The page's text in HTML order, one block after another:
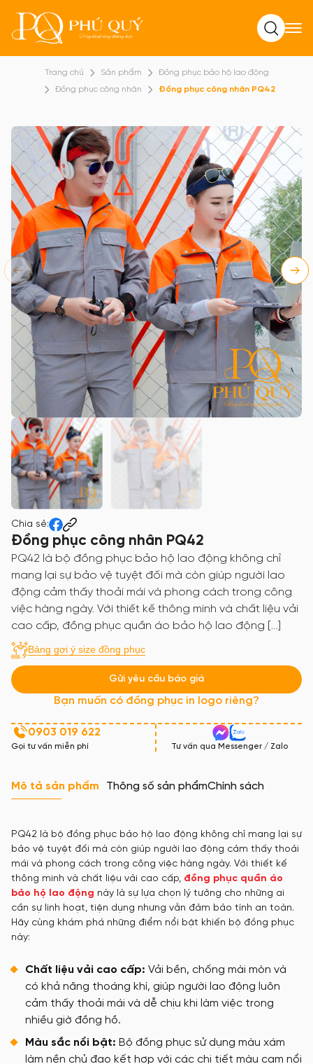
Tìm kiếm
Trang chủ Sản phẩm
Đồng phục bảo hộ lao động
Đồng phục công nhân
Đồng phục công nhân PQ42
Chia sẻ:
Đồng phục công nhân PQ42
PQ42 là bộ đồng phục bảo hộ lao động không chỉ
mang lại sự bảo vệ tuyệt đối mà còn giúp người lao
động cảm thấy thoải mái và phong cách trong công
việc hàng ngày. Với thiết kế thông minh và chất liệu vải
cao cấp, đồng phục quần áo bảo hộ lao động […]
Bảng gợi ý size đồng phục
Gửi yêu cầu báo giá
Bạn muốn có đồng phục in logo riêng?
0903 019 622
Gọi tư vấn miễn phí Tư vấn qua Messenger / Zalo
Mô tả sản phẩm Thông số sản phẩmChính sách
PQ42 là bộ đồng phục bảo hộ lao động không chỉ mang lại sự
bảo vệ tuyệt đối mà còn giúp người lao động cảm thấy thoải
mái và phong cách trong công việc hàng ngày. Với thiết kế
thông minh và chất liệu vải cao cấp, đồng phục quần áo
bảo hộ lao động này là sự lựa chọn lý tưởng cho những ai
cần sự linh hoạt, tiện dụng nhưng vẫn đảm bảo tính an toàn.
Hãy cùng khám phá những điểm nổi bật khiến bộ đồng phục
này:
Chất liệu vải cao cấp: Vải bền, chống mài mòn và
có khả năng thoáng khí, giúp người lao động luôn
cảm thấy thoải mái và dễ chịu khi làm việc trong
nhiều giờ đồng hồ.
Màu sắc nổi bật: Bộ đồng phục sử dụng màu xám
làm nền chủ đạo kết hợp với các chi tiết màu cam nổi